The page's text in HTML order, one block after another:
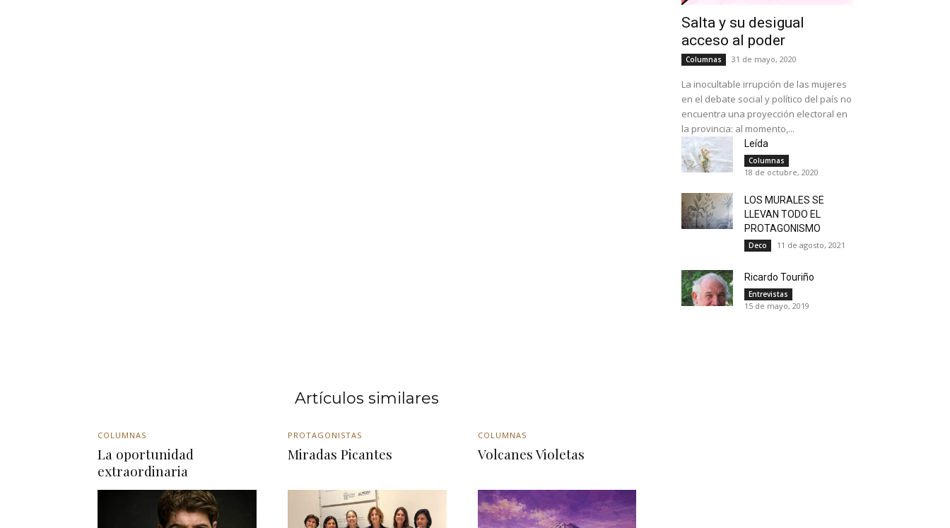
Salta y su desigual
acceso al poder
Columnas 31 de mayo, 2020
La inocultable irrupción de las mujeres
en el debate social y político del país no
encuentra una proyección electoral en
la provincia: al momento,...
Leída
Columnas
18 de octubre, 2020
LOS MURALES SE
LLEVAN TODO EL
PROTAGONISMO
Deco 11 de agosto, 2021
Ricardo Touriño
Entrevistas
15 de mayo, 2019
Artículos similares
COLUMNAS
La oportunidad
extraordinaria
PROTAGONISTAS
Miradas Picantes
COLUMNAS
Volcanes Violetas